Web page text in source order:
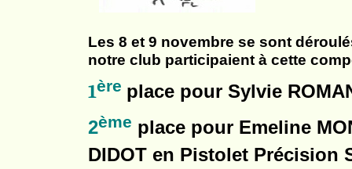
Les 8 et 9 novembre se sont
notre club participaient à cette
1ère place pour Sylvie
2ème place pour Emeline
DIDOT en Pistolet Précision